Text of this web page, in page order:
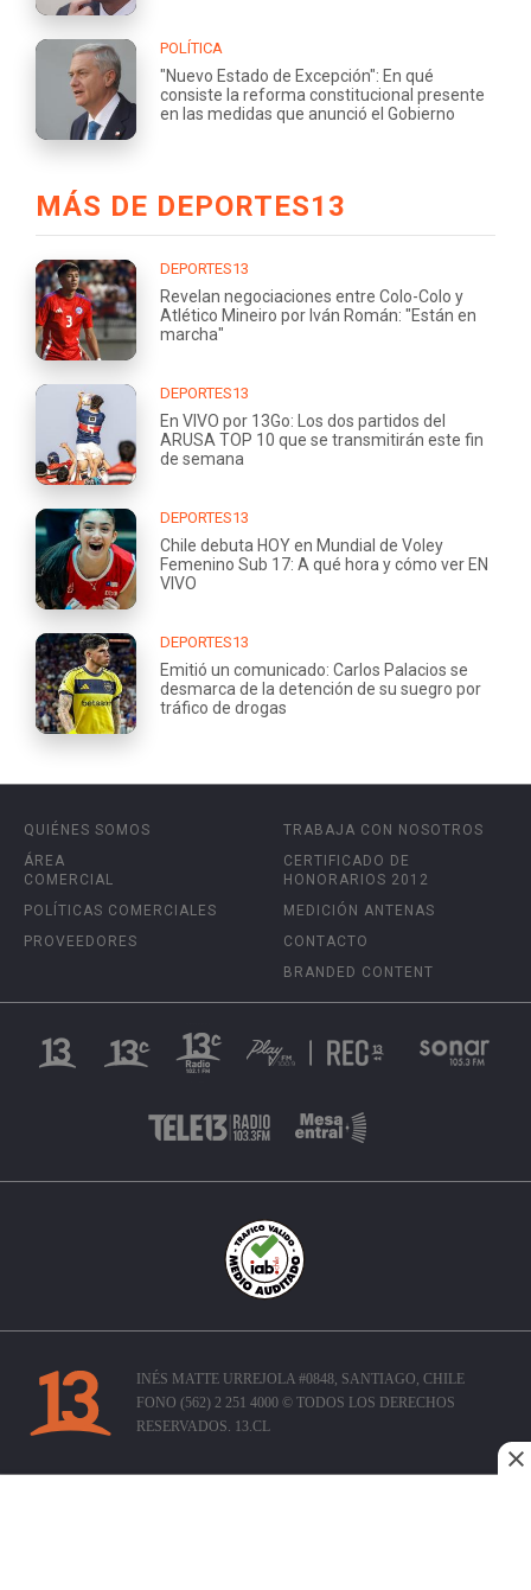
POLÍTICA
"Nuevo Estado de Excepción": En qué
consiste la reforma constitucional presente
en las medidas que anunció el Gobierno
MÁS DE DEPORTES13
DEPORTES13
Revelan negociaciones entre Colo-Colo y
Atlético Mineiro por Iván Román: "Están en
marcha"
DEPORTES13
En VIVO por 13Go: Los dos partidos del
ARUSA TOP 10 que se transmitirán este fin
de semana
DEPORTES13
Chile debuta HOY en Mundial de Voley
Femenino Sub 17: A qué hora y cómo ver EN
VIVO
DEPORTES13
Emitió un comunicado: Carlos Palacios se
desmarca de la detención de su suegro por
tráfico de drogas
QUIÉNES SOMOS
ÁREA
COMERCIAL
POLÍTICAS COMERCIALES
PROVEEDORES
TRABAJA CON NOSOTROS
CERTIFICADO DE
HONORARIOS 2012
MEDICIÓN ANTENAS
CONTACTO
BRANDED CONTENT
INÉS MATTE URREJOLA #0848, SANTIAGO, CHILE
FONO (562) 2 251 4000 © TODOS LOS DERECHOS
RESERVADOS. 13.CL